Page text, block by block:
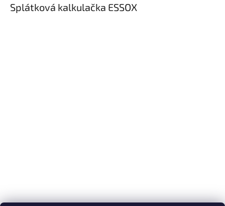
Splátková kalkulačka ESSOX